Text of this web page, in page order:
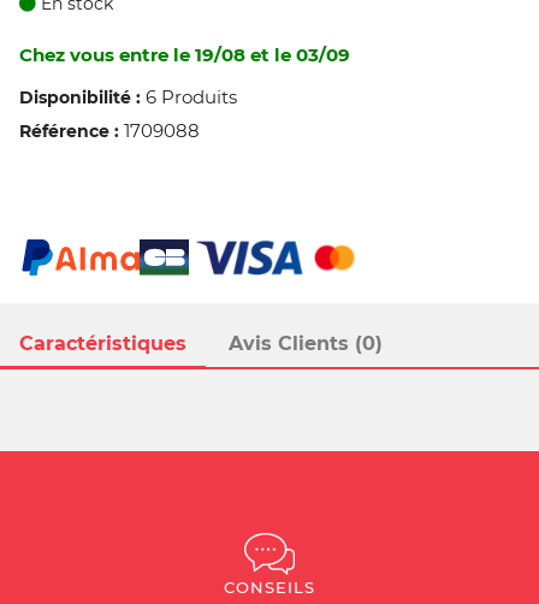
Caractéristiques Avis Clients (0)
Chez vous entre le 19/08 et le 03/09
Disponibilité : 6 Produits
Référence : 1709088
CONSEILS